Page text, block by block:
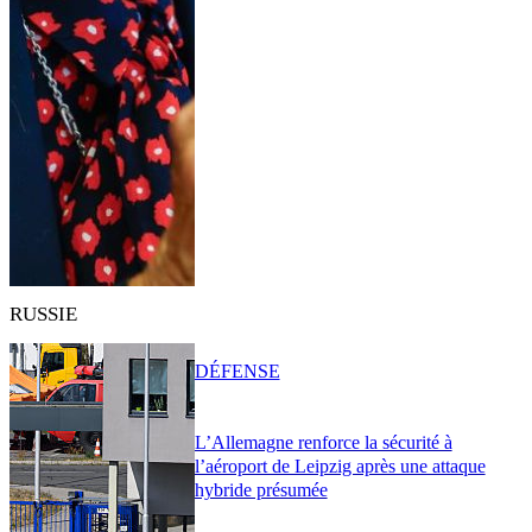
RUSSIE
L’Allemagne renforce la sécurité à
l’aéroport de Leipzig après une attaque
hybride présumée
DÉFENSE